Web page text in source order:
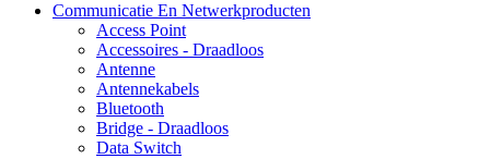
Communicatie En Netwerkproducten
Access Point
Accessoires - Draadloos
Antenne
Antennekabels
Bluetooth
Bridge - Draadloos
Data Switch